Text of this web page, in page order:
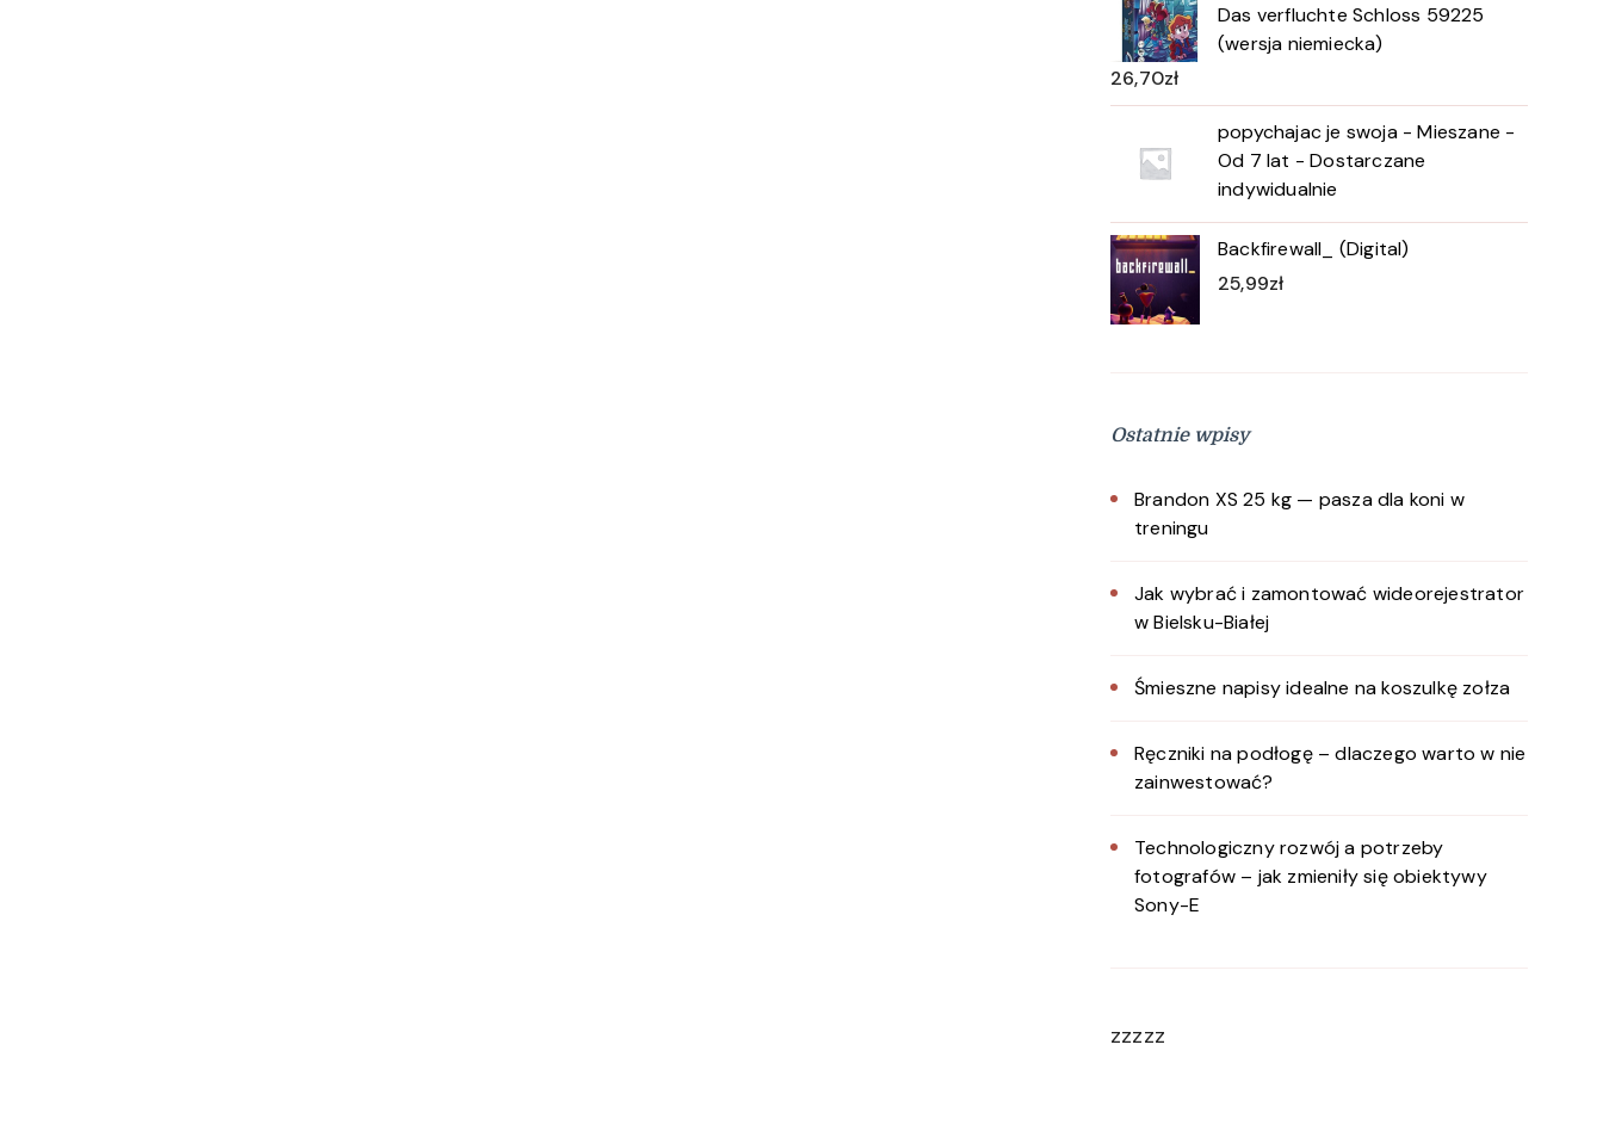
Das verfluchte Schloss 59225
(wersja niemiecka)
26,70zł
popychajac je swoja - Mieszane -
Od 7 lat - Dostarczane
indywidualnie
Backfirewall_ (Digital)
25,99zł
Ostatnie wpisy
Brandon XS 25 kg — pasza dla koni w
treningu
Jak wybrać i zamontować wideorejestrator
w Bielsku-Białej
Śmieszne napisy idealne na koszulkę zołza
Ręczniki na podłogę – dlaczego warto w nie
zainwestować?
Technologiczny rozwój a potrzeby
fotografów – jak zmieniły się obiektywy
Sony-E
zzzzz